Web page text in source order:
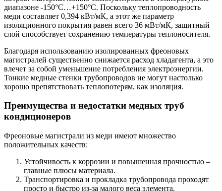
диапазоне -150°С…+150°С. Поскольку теплопроводность
меди составляет 0,394 кВт/мК, а этот же параметр
изоляционного покрытия равен всего 36 мВт/мК, защитный
слой способствует сохранению температуры теплоносителя.
Благодаря использованию изолированных фреоновых
магистралей существенно снижается расход хладагента, а это
влечет за собой уменьшение потребления электроэнергии.
Тонкие медные стенки трубопроводов не могут настолько
хорошо препятствовать теплопотерям, как изоляция.
Преимущества и недостатки медных труб
кондиционеров
Фреоновые магистрали из меди имеют множество
положительных качеств:
Устойчивость к коррозии и повышенная прочностью –
главные плюсы материала.
Транспортировка и прокладка трубопровода проходят
просто и быстро из-за малого веса элемента.